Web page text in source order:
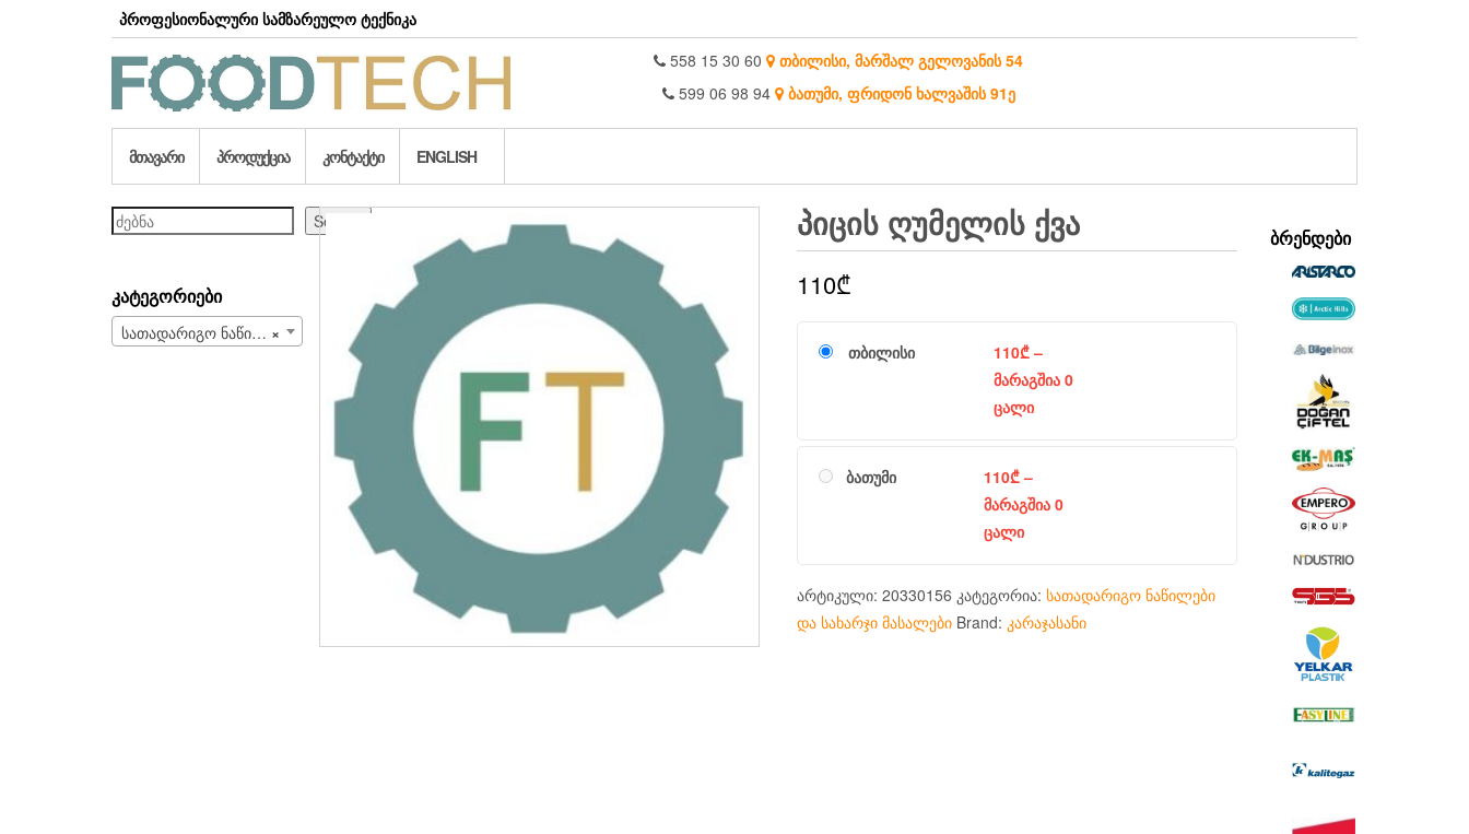
პროფესიონალური სამზარეულო ტექნიკა
558 15 30 60
თბილისი, მარშალ გელოვანის 54
599 06 98 94
ბათუმი, ფრიდონ ხალვაშის 91ე
ᲛᲗᲐᲕᲐᲠᲘ ᲞᲠᲝᲓᲣᲥᲪᲘᲐ ᲙᲝᲜᲢᲐᲥᲢᲘ ENGLISH
ძებნა Search
ᲙᲐᲢᲔᲒᲝᲠᲘᲔᲑᲘ
×
სათადარიგო ნაწილები და სახარჯი მასალები (708)
ᲞᲘᲪᲘᲡ ᲦᲣᲛᲔᲚᲘᲡ ᲥᲕᲐ
110₾
თბილისი 110₾–
მარაგშია 0
ცალი
ბათუმი 110₾–
მარაგშია 0
ცალი
არტიკული: 20330156 კატეგორია: სათადარიგო ნაწილები
და სახარჯი მასალები Brand: კარაჯასანი
ᲑᲠᲔᲜᲓᲔᲑᲘ